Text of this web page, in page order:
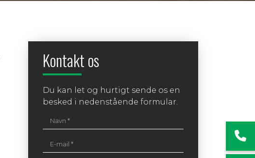
Kontakt os
Du kan let og hurtigt sende os en
besked i nedenstående formular.